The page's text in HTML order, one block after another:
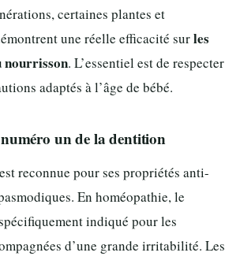
certaines plantes et
une réelle efficacité surles
nourrisson. L’essentiel est de respecter
adaptés à l’âge de bébé.
un de la dentition
reconnue pour ses propriétés anti-
En homéopathie, le
indiqué pour les
d’une grande irritabilité. Les